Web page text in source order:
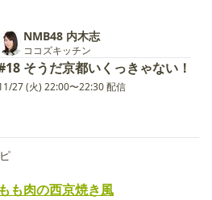
NMB48 内木志
ココズキッチン
そうだ京都いくっきゃない！
27 (火) 22:00〜22:30 配信
も肉の西京焼き風